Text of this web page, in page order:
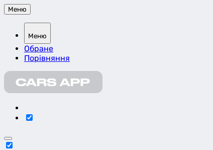
Меню
Меню
Обране
Порівняння